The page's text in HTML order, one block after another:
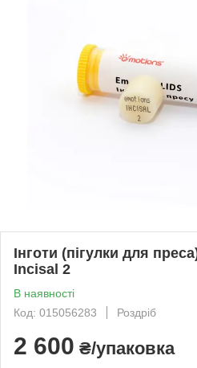
Інготи (пігулки для
Incisal 2
В наявності
Код: 015056283
Роздріб
2 600 ₴/упаковка